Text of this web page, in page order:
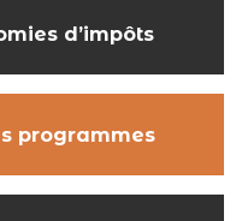
d’impôts
programmes